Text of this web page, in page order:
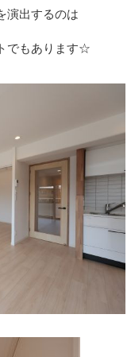
演出するのは
でもあります☆